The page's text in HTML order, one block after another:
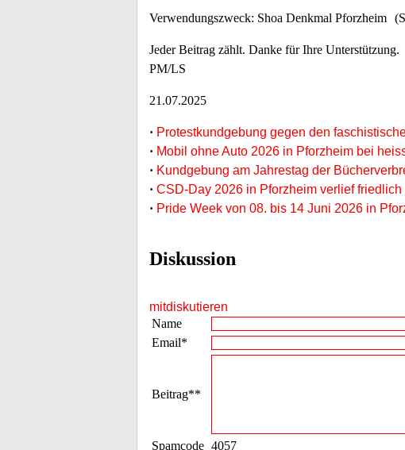
Verwendungszweck: Shoa Denkmal Pforzheim
Jeder Beitrag zählt. Danke für Ihre Unterstützung.
PM/LS
21.07.2025
· Protestkundgebung gegen den
· Mobil ohne Auto 2026 in Pforzheim bei
· Kundgebung am Jahrestag der
· CSD-Day 2026 in Pforzheim verlief friedlich
· Pride Week von 08. bis 14 Juni 2026 in
Diskussion
mitdiskutieren
Name
Email*
Beitrag**
Spamcode 4057